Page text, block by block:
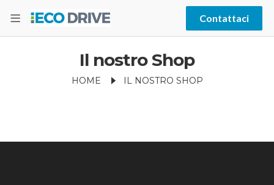
Contattaci
Il nostro Shop
HOME IL NOSTRO SHOP